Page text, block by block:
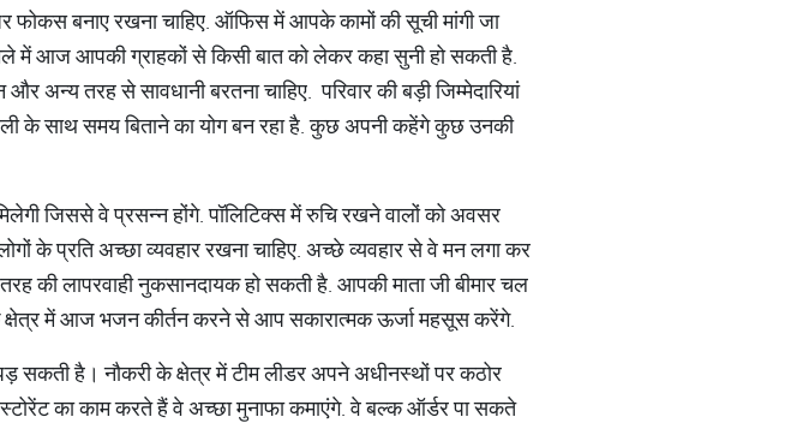
फोकस बनाए रखना चाहिए. ऑफिस में आपके कामों की सूची मांगी जा
में आज आपकी ग्राहकों से किसी बात को लेकर कहा सुनी हो सकती है.
तरह से सावधानी बरतना चाहिए. परिवार की बड़ी जिम्मेदारियां
के साथ समय बिताने का योग बन रहा है. कुछ अपनी कहेंगे कुछ उनकी
जिससे वे प्रसन्न होंगे. पॉलिटिक्स में रुचि रखने वालों को अवसर
के प्रति अच्छा व्यवहार रखना चाहिए. अच्छे व्यवहार से वे मन लगा कर
की लापरवाही नुकसानदायक हो सकती है. आपकी माता जी बीमार चल
क्षेत्र में आज भजन कीर्तन करने से आप सकारात्मक ऊर्जा महसूस करेंगे.
सकती है। नौकरी के क्षेत्र में टीम लीडर अपने अधीनस्थों पर कठोर
का काम करते हैं वे अच्छा मुनाफा कमाएंगे. वे बल्क ऑर्डर पा सकते